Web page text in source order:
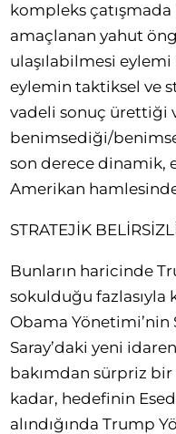
kompleks
amaçlanan yahut
ulaşılabilmesi
eylemin taktiksel ve
vadeli sonuç ürettiği
benimsediği/
son derece dinamik,
Amerikan
STRATEJİK
Bunların haricinde
sokulduğu fazlasıyla
Obama
Saray’daki yeni
bakımdan sürpriz
kadar, hedefinin
alındığında Trump